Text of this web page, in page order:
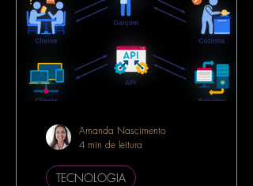
TECNOLOGIA
Amanda Nascimento
4 min de leitura